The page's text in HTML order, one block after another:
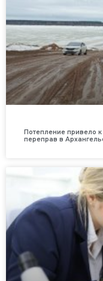
Потепление привело
переправ в